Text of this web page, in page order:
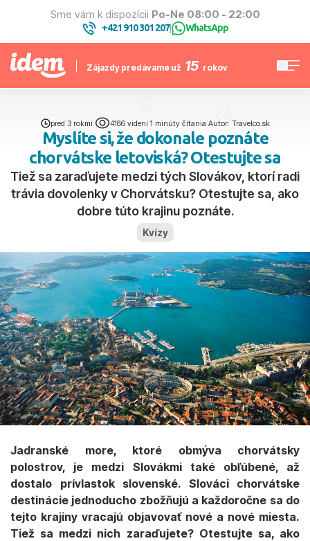
Sme vám k dispozícii Po-Ne 08:00 - 22:00
+421 910 301 207| WhatsApp
Zájazdy predávame už 15 rokov
pred 3 rokmi 4186 videní| 1 minúty čítania Autor: Travelco.sk
Myslíte si, že dokonale poznáte
chorvátske letoviská? Otestujte sa
Tiež sa zaraďujete medzi tých Slovákov, ktorí radi
trávia dovolenky v Chorvátsku? Otestujte sa, ako
dobre túto krajinu poznáte.
Kvízy
Jadranské more, ktoré obmýva chorvátsky
polostrov, je medzi Slovákmi také obľúbené, až
dostalo prívlastok slovenské. Slováci chorvátske
destinácie jednoducho zbožňujú a každoročne sa do
tejto krajiny vracajú objavovať nové a nové miesta.
Tiež sa medzi nich zaraďujete? Otestujte sa, ako